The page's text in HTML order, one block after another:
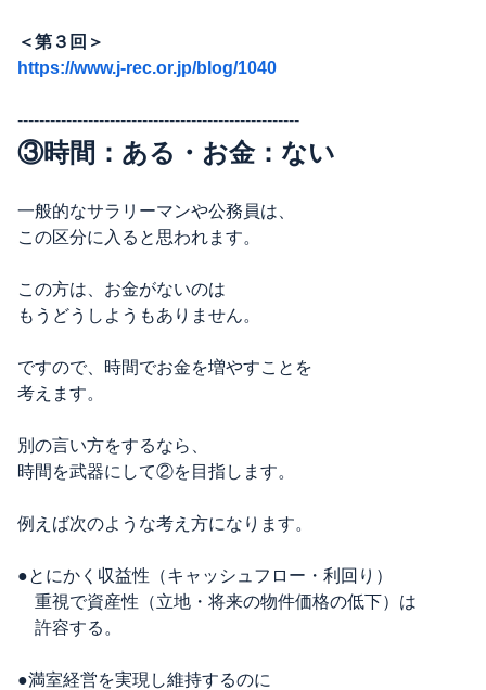
＜第３回＞
https://www.j-rec.or.jp/blog/1040
----------------------------------------------------
③時間：ある・お金：ない
一般的なサラリーマンや公務員は、
この区分に入ると思われます。
この方は、お金がないのは
もうどうしようもありません。
ですので、時間でお金を増やすことを
考えます。
別の言い方をするなら、
時間を武器にして②を目指します。
例えば次のような考え方になります。
●とにかく収益性（キャッシュフロー・利回り）
重視で資産性（立地・将来の物件価格の低下）は
許容する。
●満室経営を実現し維持するのに